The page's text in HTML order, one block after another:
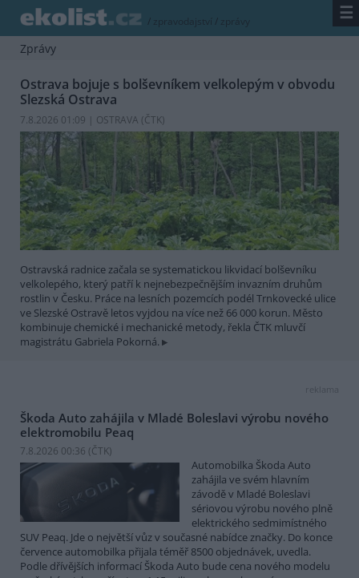
/ zpravodajství / zprávy ☰
Zprávy
Ostrava bojuje s bolševníkem velkolepým v obvodu
Slezská Ostrava
7.8.2026 01:09 | OSTRAVA (ČTK)
Ostravská radnice začala se systematickou likvidací bolševníku
velkolepého, který patří k nejnebezpečnějším invazním druhům
rostlin v Česku. Práce na lesních pozemcích podél Trnkovecké ulice
ve Slezské Ostravě letos vyjdou na více než 66 000 korun. Město
kombinuje chemické i mechanické metody, řekla ČTK mluvčí
magistrátu Gabriela Pokorná.
reklama
Škoda Auto zahájila v Mladé Boleslavi výrobu nového
elektromobilu Peaq
7.8.2026 00:36 (ČTK)
Automobilka Škoda Auto
zahájila ve svém hlavním
závodě v Mladé Boleslavi
sériovou výrobu nového plně
elektrického sedmimístného
SUV Peaq. Jde o největší vůz v současné nabídce značky. Do konce
července automobilka přijala téměř 8500 objednávek, uvedla.
Podle dřívějších informací Škoda Auto bude cena nového modelu